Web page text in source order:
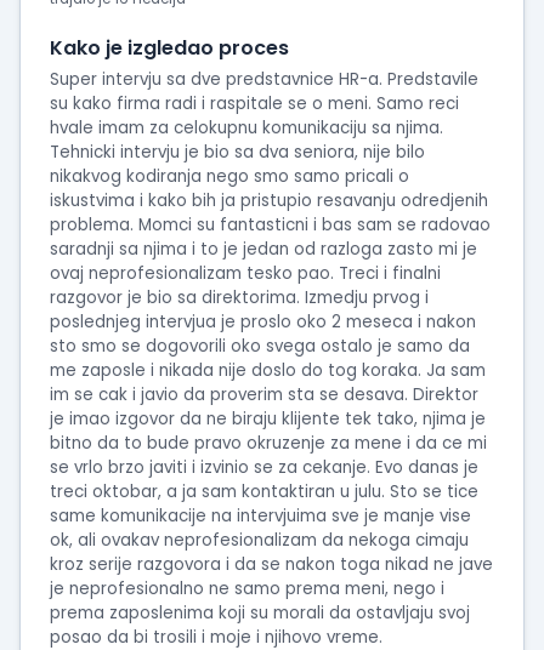
Kako je izgledao proces
Super intervju sa dve predstavnice HR-a. Predstavile
su kako firma radi i raspitale se o meni. Samo reci
hvale imam za celokupnu komunikaciju sa njima.
Tehnicki intervju je bio sa dva seniora, nije bilo
nikakvog kodiranja nego smo samo pricali o
iskustvima i kako bih ja pristupio resavanju odredjenih
problema. Momci su fantasticni i bas sam se radovao
saradnji sa njima i to je jedan od razloga zasto mi je
ovaj neprofesionalizam tesko pao. Treci i finalni
razgovor je bio sa direktorima. Izmedju prvog i
poslednjeg intervjua je proslo oko 2 meseca i nakon
sto smo se dogovorili oko svega ostalo je samo da
me zaposle i nikada nije doslo do tog koraka. Ja sam
im se cak i javio da proverim sta se desava. Direktor
je imao izgovor da ne biraju klijente tek tako, njima je
bitno da to bude pravo okruzenje za mene i da ce mi
se vrlo brzo javiti i izvinio se za cekanje. Evo danas je
treci oktobar, a ja sam kontaktiran u julu. Sto se tice
same komunikacije na intervjuima sve je manje vise
ok, ali ovakav neprofesionalizam da nekoga cimaju
kroz serije razgovora i da se nakon toga nikad ne jave
je neprofesionalno ne samo prema meni, nego i
prema zaposlenima koji su morali da ostavljaju svoj
posao da bi trosili i moje i njihovo vreme.